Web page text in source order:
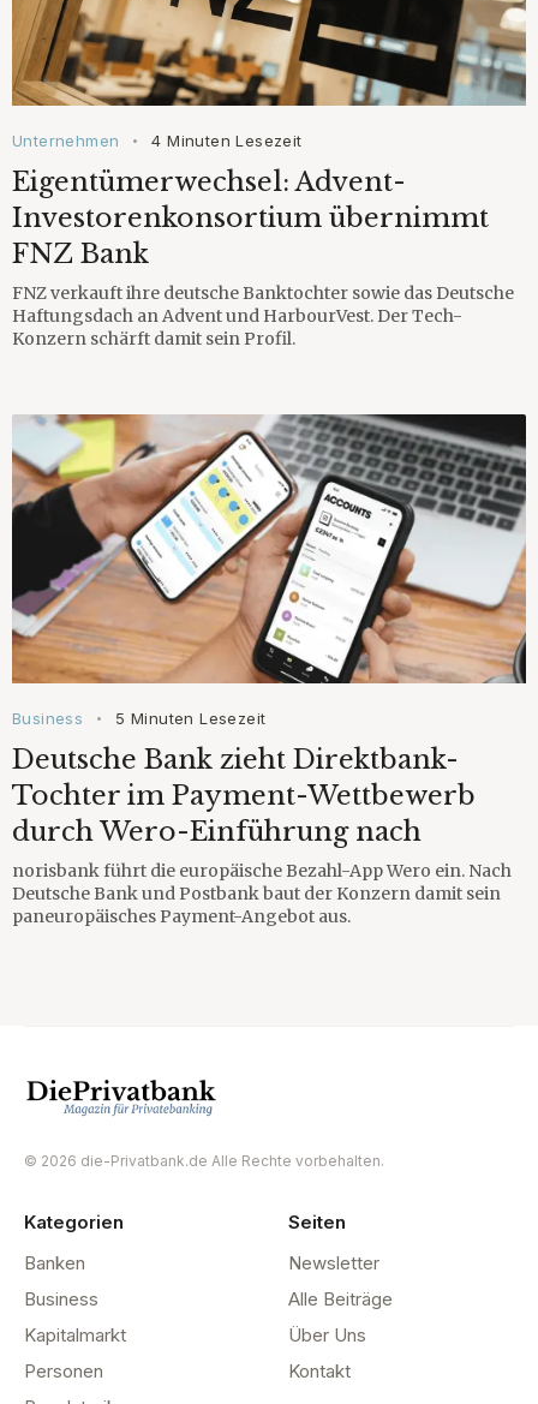
Unternehmen • 4 Minuten Lesezeit
Eigentümerwechsel: Advent-
Investorenkonsortium übernimmt
FNZ Bank
FNZ verkauft ihre deutsche Banktochter sowie das Deutsche
Haftungsdach an Advent und HarbourVest. Der Tech-
Konzern schärft damit sein Profil.
Business • 5 Minuten Lesezeit
Deutsche Bank zieht Direktbank-
Tochter im Payment-Wettbewerb
durch Wero-Einführung nach
norisbank führt die europäische Bezahl-App Wero ein. Nach
Deutsche Bank und Postbank baut der Konzern damit sein
paneuropäisches Payment-Angebot aus.
© 2026 die-Privatbank.de Alle Rechte vorbehalten.
Kategorien
Banken
Business
Kapitalmarkt
Personen
Seiten
Newsletter
Alle Beiträge
Über Uns
Kontakt